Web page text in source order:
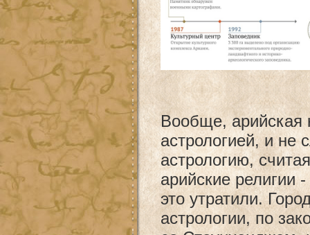
Вообще, арийская
астрологией, и не
астрологию,
арийские религии
это утратили.
астрологии, по